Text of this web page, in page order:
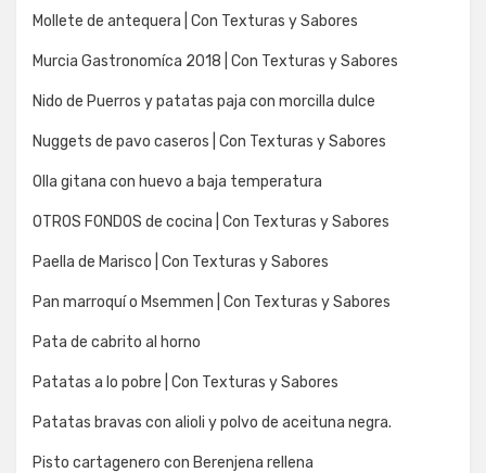
Mollete de antequera | Con Texturas y Sabores
Murcia Gastronomíca 2018 | Con Texturas y Sabores
Nido de Puerros y patatas paja con morcilla dulce
Nuggets de pavo caseros | Con Texturas y Sabores
Olla gitana con huevo a baja temperatura
OTROS FONDOS de cocina | Con Texturas y Sabores
Paella de Marisco | Con Texturas y Sabores
Pan marroquí o Msemmen | Con Texturas y Sabores
Pata de cabrito al horno
Patatas a lo pobre | Con Texturas y Sabores
Patatas bravas con alioli y polvo de aceituna negra.
Pisto cartagenero con Berenjena rellena